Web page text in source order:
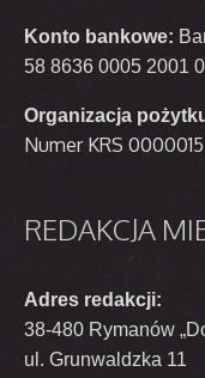
Konto bankowe:
58 8636 0005 2001
Organizacja
Numer KRS 0000015
REDAKCJA
Adres redakcji:
38-480 Rymanów
ul. Grunwaldzka 11